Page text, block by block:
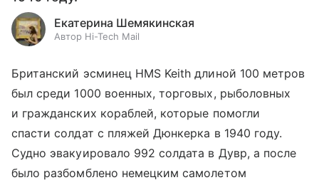
Екатерина Шемякинская
Автор Hi-Tech Mail
Британский эсминец HMS Keith длиной 100 метров
был среди 1000 военных, торговых, рыболовных
и гражданских кораблей, которые помогли
спасти солдат с пляжей Дюнкерка в 1940 году.
Судно эвакуировало 992 солдата в Дувр, а после
было разбомблено немецким самолетом